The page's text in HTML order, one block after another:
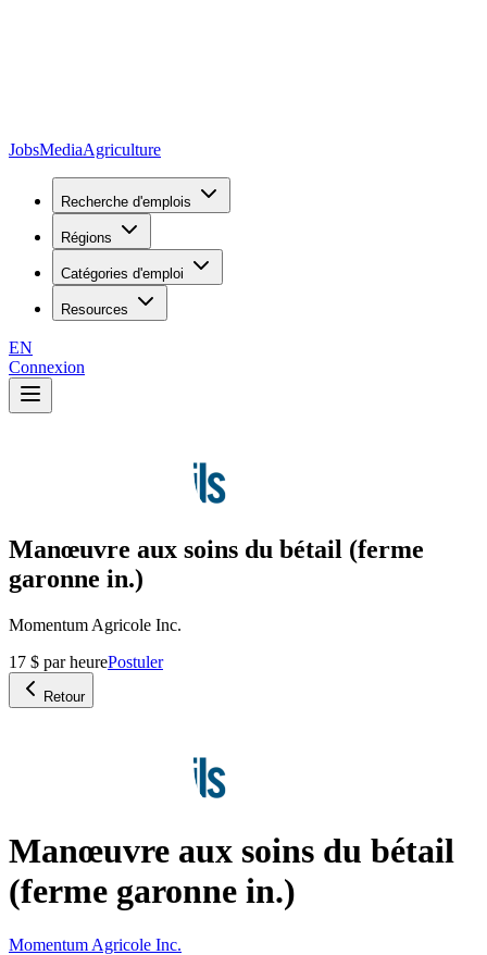
JobsMediaAgriculture
Recherche d'emplois
Régions
Catégories d'emploi
Resources
EN
Connexion
Manœuvre aux soins du bétail (ferme
garonne in.)
Momentum Agricole Inc.
17 $ par heurePostuler
Retour
Manœuvre aux soins du bétail
(ferme garonne in.)
Momentum Agricole Inc.